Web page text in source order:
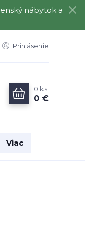
nábytok a
Prihlásenie
0 ks
0 €
Viac